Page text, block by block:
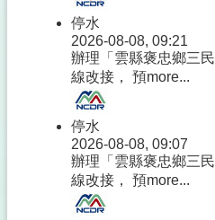
停水
2026-08-08, 09:21
辦理「雲縣褒忠鄉三
線改接， 預more...
停水
2026-08-08, 09:07
辦理「雲縣褒忠鄉三
線改接， 預more...